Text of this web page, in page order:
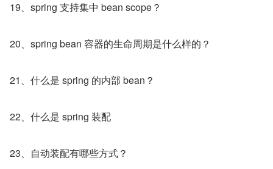
19、spring 支持集中 bean scope？
20、spring bean 容器的生命周期是什么样的？
21、什么是 spring 的内部 bean？
22、什么是 spring 装配
23、自动装配有哪些方式？